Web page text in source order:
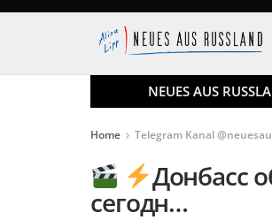
NEUES AUS
Home Telegram Kanal
Донбасс
сегодн…